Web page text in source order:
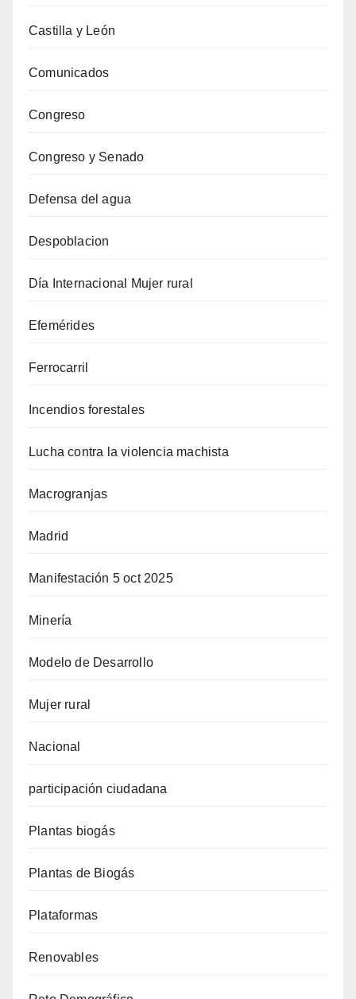
Castilla y León
Comunicados
Congreso
Congreso y Senado
Defensa del agua
Despoblacion
Día Internacional Mujer rural
Efemérides
Ferrocarril
Incendios forestales
Lucha contra la violencia machista
Macrogranjas
Madrid
Manifestación 5 oct 2025
Minería
Modelo de Desarrollo
Mujer rural
Nacional
participación ciudadana
Plantas biogás
Plantas de Biogás
Plataformas
Renovables